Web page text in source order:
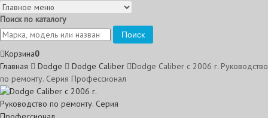
Поиск по каталогу
Поиск
Корзина0
Главная
Dodge Dodge Caliber
Dodge Caliber с 2006 г. Руководство
по ремонту. Серия Профессионал